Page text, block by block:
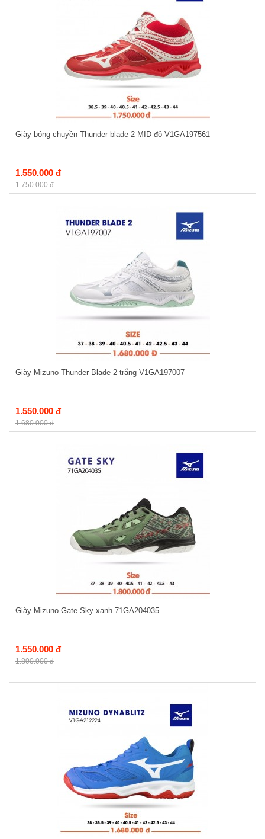
Giày bóng chuyền Thunder blade 2 MID đỏ V1GA197561
1.550.000 đ
1.750.000 đ
Giày Mizuno Thunder Blade 2 trắng V1GA197007
1.550.000 đ
1.680.000 đ
Giày Mizuno Gate Sky xanh 71GA204035
1.550.000 đ
1.800.000 đ